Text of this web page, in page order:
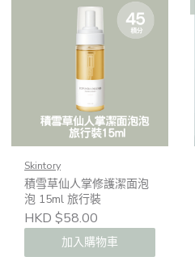
Skintory
積雪草仙人掌修護潔面泡
泡 15ml 旅行裝
HKD $58.00
加入購物車